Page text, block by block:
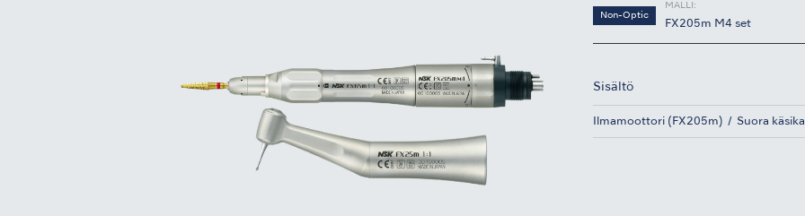
Non-Optic
MALLI:
FX205m M4 set
Sisältö
Ilmamoottori (FX205m) Suora